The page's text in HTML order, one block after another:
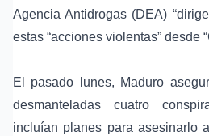
Agencia Antidrogas (DEA)
estas “acciones violentas” desde
El pasado lunes, Maduro
desmanteladas cuatro
incluían planes para asesinarlo